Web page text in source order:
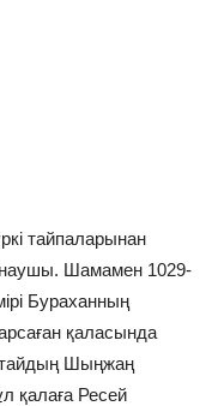
тайпаларынан
Шамамен 1029-
Бураханның
қаласында
Шыңжаң
қалаға Ресей